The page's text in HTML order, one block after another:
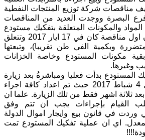
مناقصات شركة توزيع المنتجات النفطية
البصرة ووجدت العديد من المناقصات
المواد والمكونات المتعلقة بتفكيك مستودع
المفتية. وان تاريخ اعلان اول مناقصة كان في 17 ايار 2017 وتتعلق
وبكمية الفي طن تقريبا)، وتبعتها
مكونات المستودع وخاصة الخزانات
وغيرها.
المستودع بدأت فعليا ومباشرةُ بعد زيارة
جبار لعيبي للشركة في 4 شباط 2017 حيث تم اعداد كافة اجراء
بعد ثلاثة اشهر فقط من تلك الزيارة. علما ان
القيام بإجراءات يجب ان تتم وفق
وردت في قانون بيع وايجار اموال الدولة
21 لسنة 2013 المعدل. اي ان عملية تفكيك المستودع تمت